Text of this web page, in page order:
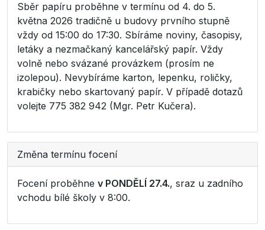
Sběr papíru proběhne v termínu od 4. do 5.
května 2026 tradičně u budovy prvního stupně
vždy od 15:00 do 17:30. Sbíráme noviny, časopisy,
letáky a nezmačkaný kancelářský papír. Vždy
volně nebo svázané provázkem (prosím ne
izolepou). Nevybíráme karton, lepenku, roličky,
krabičky nebo skartovaný papír. V případě dotazů
volejte 775 382 942 (Mgr. Petr Kučera).
Změna termínu focení
Focení proběhne v PONDĚLÍ 27.4., sraz u zadního
vchodu bílé školy v 8:00.